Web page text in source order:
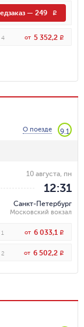
— 249 R
4 от 5 352,2 R
О поезде 9.1
10 августа, пн
12:31
Санкт-Петербург
Московский вокзал
1 от 6 033,1 R
2 от 6 502,2 R